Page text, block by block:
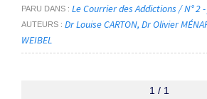
PARU DANS Le Courrier des Addictions / N° 2
AUTEURS Dr Louise CARTON Dr Olivier
WEIBEL
1 / 1